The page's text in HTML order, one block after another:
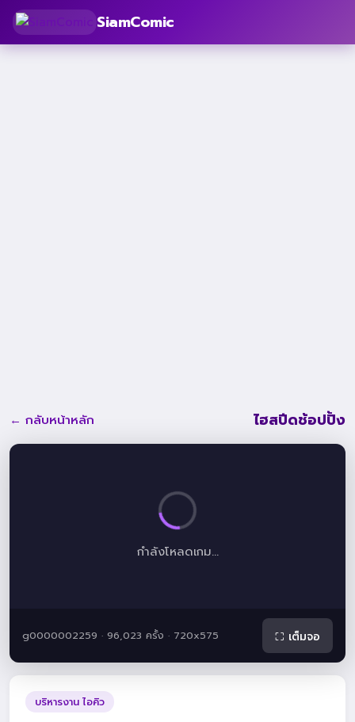
SiamComic
← กลับหน้าหลัก ไฮสปีดช้อปปิ้ง
กำลังโหลดเกม...
g0000002259 · 96,023 ครั้ง · 720x575 ⛶ เต็มจอ
บริหารงาน ไอคิว